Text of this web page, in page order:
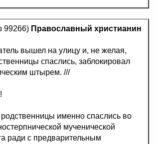
99266) Православный христианин
вышел на улицу и, не желая,
спаслись, заблокировал
штырем. ///
именно спаслись во
мученической
ради с предварительным